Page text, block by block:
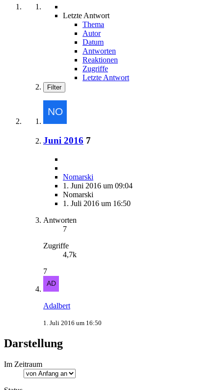
Letzte Antwort
Thema
Autor
Datum
Antworten
Reaktionen
Zugriffe
Letzte Antwort
Filter
Juni 2016 7
Nomarski
1. Juni 2016 um 09:04
Nomarski
1. Juli 2016 um 16:50
Antworten
7
Zugriffe
4,7k
7
Adalbert
1. Juli 2016 um 16:50
Darstellung
Im Zeitraum